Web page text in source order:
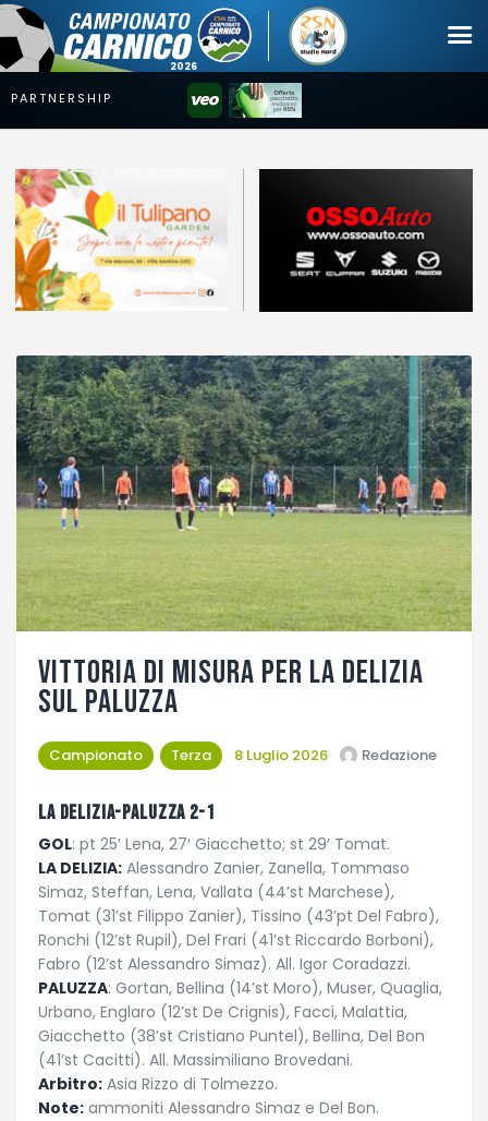
Coppa
Squadre
Calendari
News
Mercato
Erreà Cup
Giovanile
Video
Fotogallery
Vittoria di misura per La Delizia
sul Paluzza
Campionato Terza 8 Luglio 2026 Redazione
LA DELIZIA-PALUZZA 2-1
GOL: pt 25′ Lena, 27′ Giacchetto; st 29′ Tomat.
LA DELIZIA: Alessandro Zanier, Zanella, Tommaso
Simaz, Steffan, Lena, Vallata (44’st Marchese),
Tomat (31’st Filippo Zanier), Tissino (43’pt Del Fabro),
Ronchi (12’st Rupil), Del Frari (41’st Riccardo Borboni),
Fabro (12’st Alessandro Simaz). All. Igor Coradazzi.
PALUZZA: Gortan, Bellina (14’st Moro), Muser, Quaglia,
Urbano, Englaro (12’st De Crignis), Facci, Malattia,
Giacchetto (38’st Cristiano Puntel), Bellina, Del Bon
(41’st Cacitti). All. Massimiliano Brovedani.
Arbitro: Asia Rizzo di Tolmezzo.
Note: ammoniti Alessandro Simaz e Del Bon.